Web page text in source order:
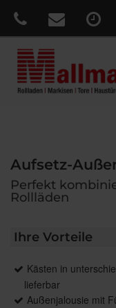
Aufsetz-
Perfekt
Rollläden
Ihre Vorteile
Kästen in
lieferbar
Außenjalousie mit